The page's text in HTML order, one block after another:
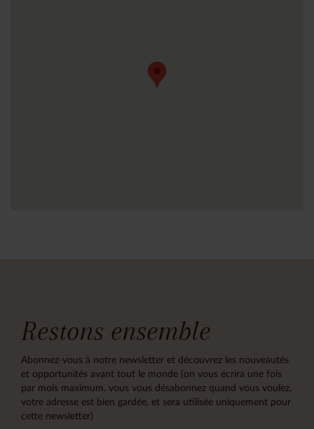
Restons ensemble
Abonnez-vous à notre newsletter et découvrez les nouveautés
et opportunités avant tout le monde (on vous écrira une fois
par mois maximum, vous vous désabonnez quand vous voulez,
votre adresse est bien gardée, et sera utilisée uniquement pour
cette newsletter)